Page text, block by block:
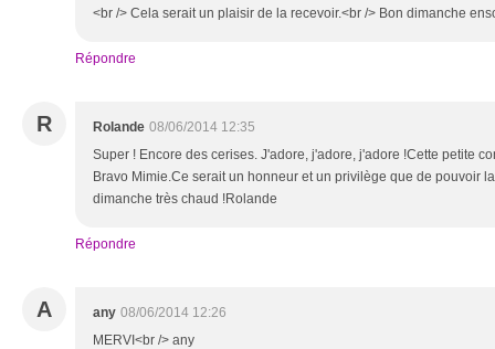
<br /> Cela serait un plaisir de la recevoir.<br /> Bon dimanche
Répondre
R Rolande 08/06/2014 12:35
Super ! Encore des cerises. J'adore, j'adore, j'adore !Cette petite
Bravo Mimie.Ce serait un honneur et un privilège que de pouvoir
dimanche très chaud !Rolande
Répondre
A any 08/06/2014 12:26
MERVI<br /> any